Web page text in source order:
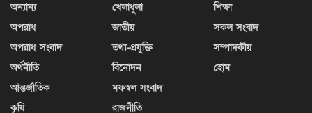
অন্যান্য
অপরাধ
অপরাধ সংবাদ
অর্থনীতি
আন্তর্জাতিক
কৃষি
খেলাধুলা
জাতীয়
তথ্য-প্রযুক্তি
বিনোদন
মফস্বল সংবাদ
রাজনীতি
শিক্ষা
সকল সংবাদ
সম্পাদকীয়
হোম